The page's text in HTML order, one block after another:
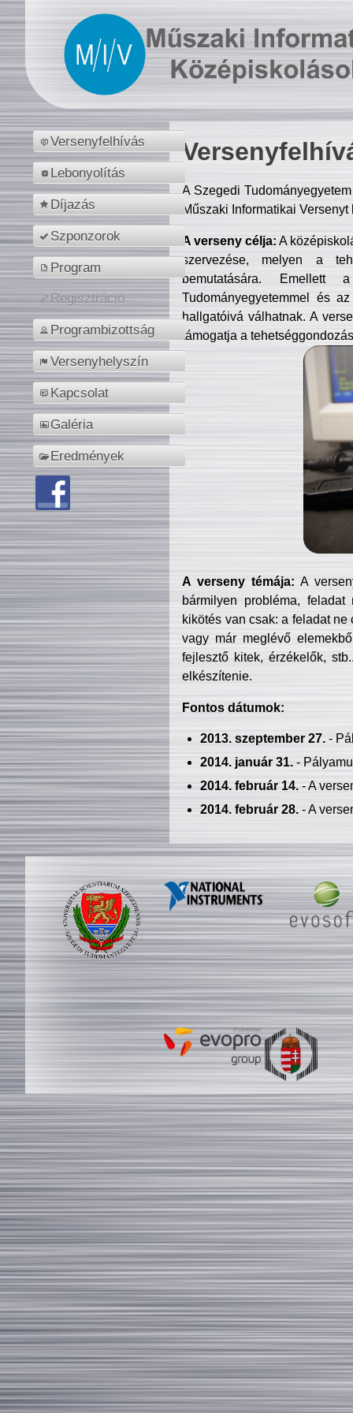
Versenyfelhívás
Lebonyolítás
Díjazás
Szponzorok
Program
Regisztráció
Programbizottság
Versenyhelyszín
Kapcsolat
Galéria
Eredmények
A Szegedi
Műszaki Informatikai
A verseny célja: A
szervezése, melyen a
bemutatására. Emellett
Tudományegyetemmel és
hallgatóivá válhatnak. A
támogatja a
A verseny témája: A
bármilyen probléma, feladat
kikötés van csak: a feladat
vagy már meglévő
fejlesztő kitek, érzékelők,
elkészítenie.
Fontos dátumok:
2013. szeptember 27.-
2014. január 31.-
2014. február 14.- A
2014. február 28.- A